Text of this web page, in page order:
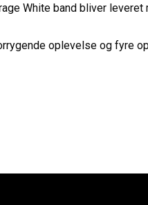
White band bliver
oplevelse og fyre